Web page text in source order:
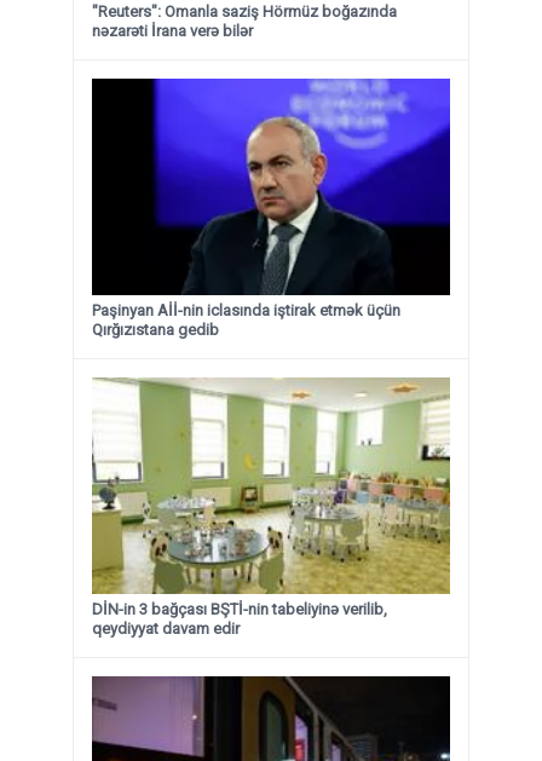
"Reuters": Omanla saziş Hörmüz boğazında
nəzarəti İrana verə bilər
Paşinyan Aİİ-nin iclasında iştirak etmək üçün
Qırğızıstana gedib
DİN-in 3 bağçası BŞTİ-nin tabeliyinə verilib,
qeydiyyat davam edir